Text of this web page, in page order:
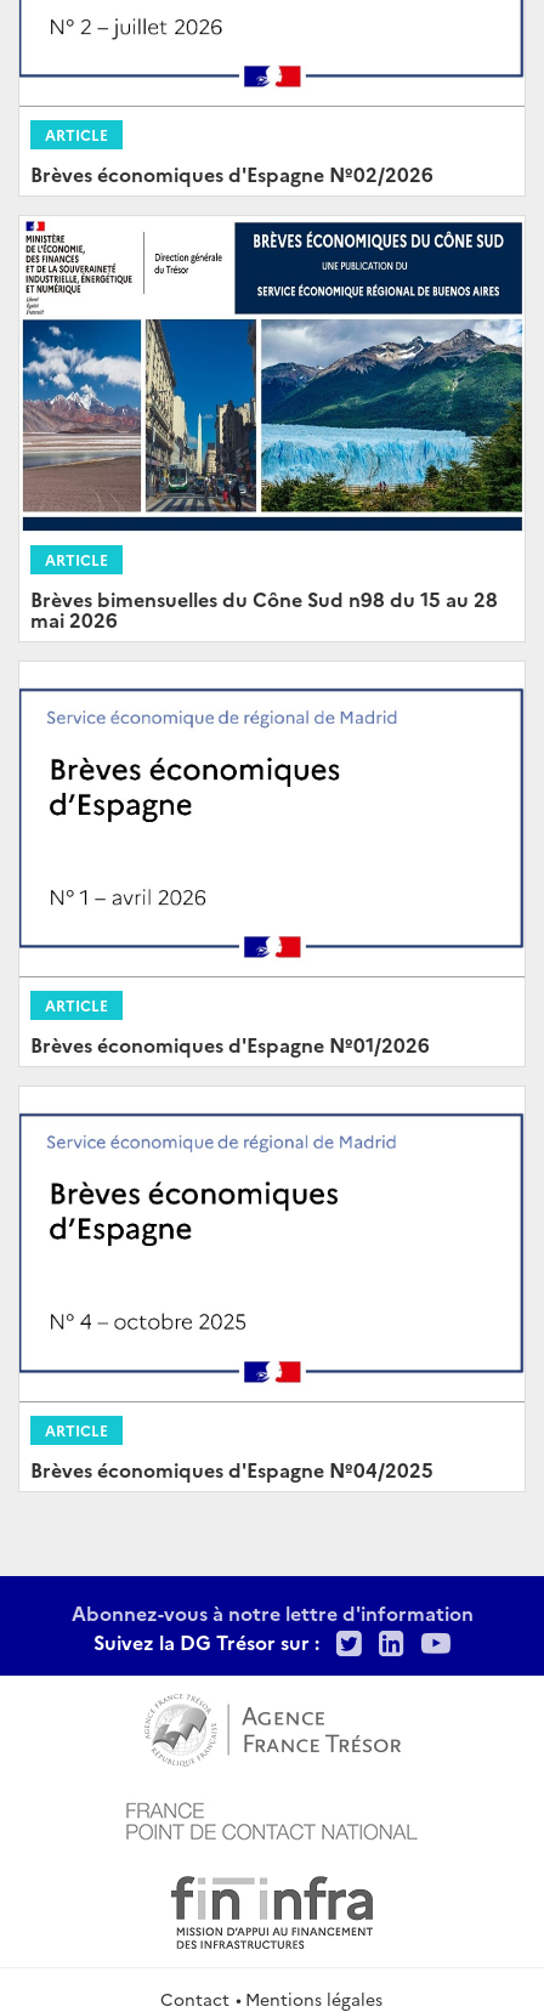
ARTICLE
Brèves économiques d'Espagne Nº02/2026
ARTICLE
Brèves bimensuelles du Cône Sud n98 du 15 au 28
mai 2026
ARTICLE
Brèves économiques d'Espagne Nº01/2026
ARTICLE
Brèves économiques d'Espagne Nº04/2025
Abonnez-vous à notre lettre d'information
Suivez la DG Trésor sur :
TwitterLinkedIn
Contact
Mentions légales